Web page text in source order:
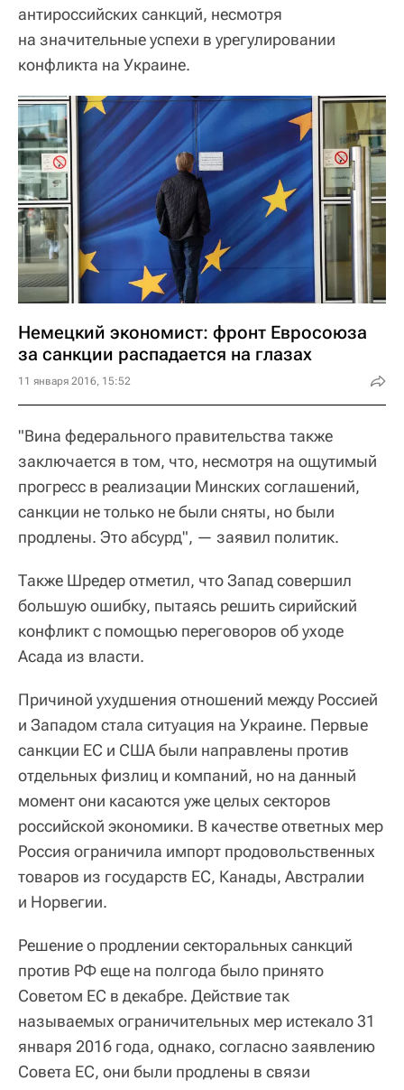
антироссийских санкций, несмотря
на значительные успехи в урегулировании
конфликта на Украине.
Немецкий экономист: фронт Евросоюза
за санкции распадается на глазах
11 января 2016, 15:52
"Вина федерального правительства также
заключается в том, что, несмотря на ощутимый
прогресс в реализации Минских соглашений,
санкции не только не были сняты, но были
продлены. Это абсурд", — заявил политик.
Также Шредер отметил, что Запад совершил
большую ошибку, пытаясь решить сирийский
конфликт с помощью переговоров об уходе
Асада из власти.
Причиной ухудшения отношений между Россией
и Западом стала ситуация на Украине. Первые
санкции ЕС и США были направлены против
отдельных физлиц и компаний, но на данный
момент они касаются уже целых секторов
российской экономики. В качестве ответных мер
Россия ограничила импорт продовольственных
товаров из государств ЕС, Канады, Австралии
и Норвегии.
Решение о продлении секторальных санкций
против РФ еще на полгода было принято
Советом ЕС в декабре. Действие так
называемых ограничительных мер истекало 31
января 2016 года, однако, согласно заявлению
Совета ЕС, они были продлены в связи